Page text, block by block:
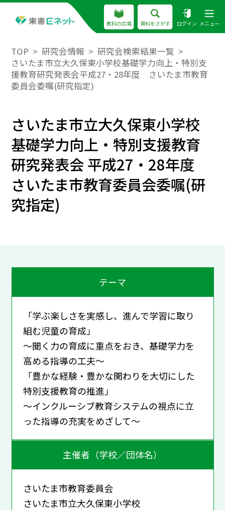
教科の広場 資料をさがす ログイン メニュー
TOP 研究会情報
研究会検索結果一覧
さいたま市立大久保東小学校基礎学力向上・特別支
援教育研究発表会平成27・28年度 さいたま市教育
委員会委嘱(研究指定)
さいたま市立大久保東小学校
基礎学力向上・特別支援教育
研究発表会 平成27・28年度
さいたま市教育委員会委嘱(研
究指定)
テーマ
「学ぶ楽しさを実感し、進んで学習に取り
組む児童の育成」
～聞く力の育成に重点をおき、基礎学力を
高める指導の工夫～
「豊かな経験・豊かな関わりを大切にした
特別支援教育の推進」
～インクルーシブ教育システムの視点に立
った指導の充実をめざして～
主催者（学校／団体名）
さいたま市教育委員会
さいたま市立大久保東小学校